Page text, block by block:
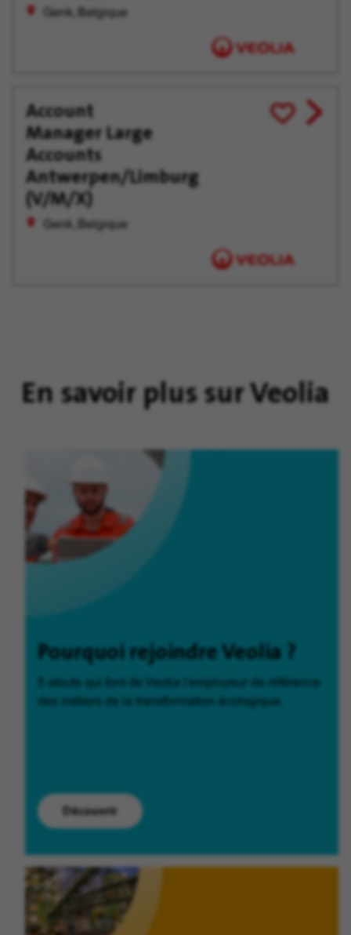
Genk, Belgique
Account
Manager Large
Accounts
Antwerpen/Limburg
(V/M/X)
Genk, Belgique
Enregistrer
pour
View
job
En savoir plus sur Veolia
Pourquoi rejoindre Veolia ?
Découvrir